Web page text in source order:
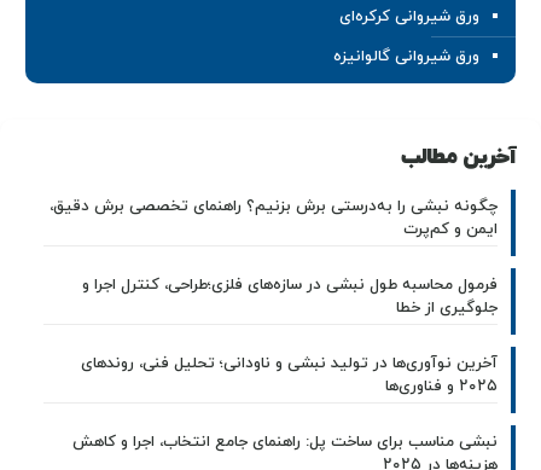
ورق شیروانی کرکره‌ای
ورق شیروانی گالوانیزه
آخرین مطالب
چگونه نبشی را به‌درستی برش بزنیم؟ راهنمای تخصصی برش دقیق،
ایمن و کم‌پرت
فرمول محاسبه طول نبشی در سازه‌های فلزی؛طراحی، کنترل اجرا و
جلوگیری از خطا
آخرین نوآوری‌ها در تولید نبشی و ناودانی؛ تحلیل فنی، روندهای
۲۰۲۵ و فناوری‌ها
نبشی مناسب برای ساخت پل: راهنمای جامع انتخاب، اجرا و کاهش
هزینه‌ها در ۲۰۲۵